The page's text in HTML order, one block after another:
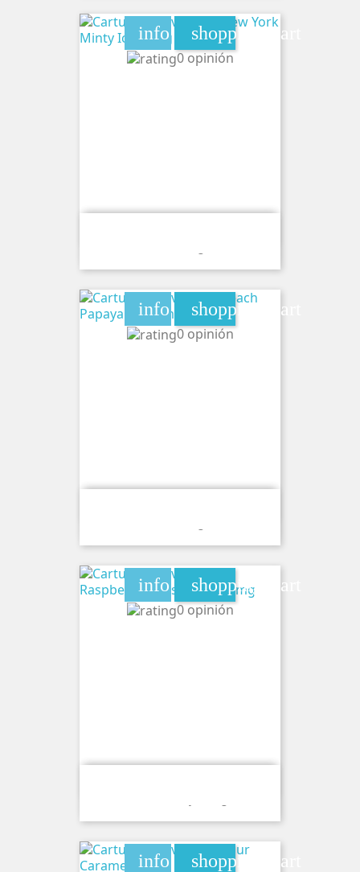
info shopping_cart
0 opinión
info shopping_cart
0 opinión
info shopping_cart
0 opinión
info shopping_cart